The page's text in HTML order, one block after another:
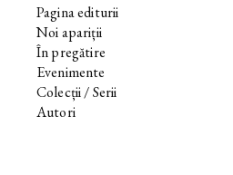
Pagina editurii
Noi apariții
În pregătire
Evenimente
Colecții / Serii
Autori